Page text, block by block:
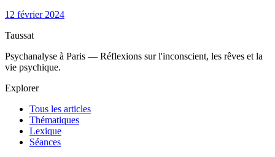
12 février 2024
Taussat
Psychanalyse à Paris — Réflexions sur l'inconscient, les rêves et la
vie psychique.
Explorer
Tous les articles
Thématiques
Lexique
Séances